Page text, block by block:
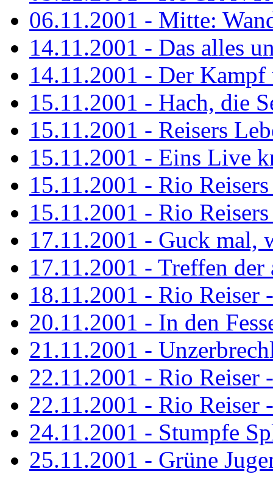
06.11.2001 - Mitte:
14.11.2001 - Das alles
14.11.2001 - Der Kampf
15.11.2001 - Hach, die
15.11.2001 - Reisers
15.11.2001 - Eins Live
15.11.2001 - Rio
15.11.2001 - Rio
17.11.2001 - Guck mal,
17.11.2001 - Treffen
18.11.2001 - Rio Reiser
20.11.2001 - In den
21.11.2001 -
22.11.2001 - Rio Reiser
22.11.2001 - Rio Reiser
24.11.2001 - Stumpfe
25.11.2001 - Grüne